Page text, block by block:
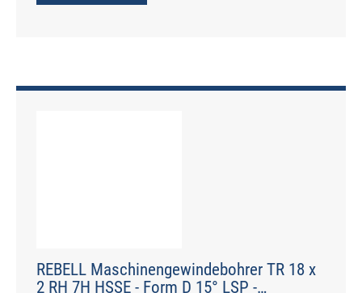
REBELL Maschinengewindebohrer TR 18 x
2 RH 7H HSSE - Form D 15° LSP -